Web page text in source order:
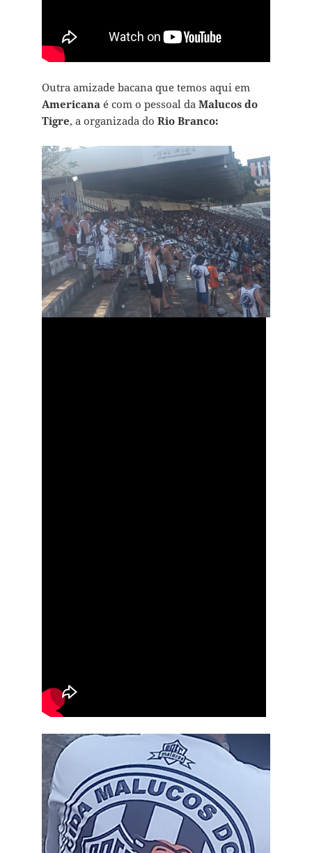
Outra amizade bacana que temos aqui em
Americanaé com o pessoal da Malucos do
Tigre, a organizada do Rio Branco: